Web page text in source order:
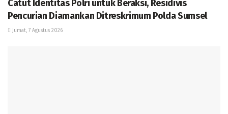
Catut Identitas Polri untuk Beraksi, Residivis
Pencurian Diamankan Ditreskrimum Polda Sumsel
Jumat, 7 Agustus 2026